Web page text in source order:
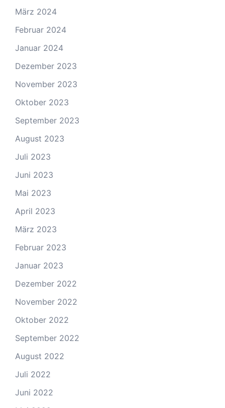
März 2024
Februar 2024
Januar 2024
Dezember 2023
November 2023
Oktober 2023
September 2023
August 2023
Juli 2023
Juni 2023
Mai 2023
April 2023
März 2023
Februar 2023
Januar 2023
Dezember 2022
November 2022
Oktober 2022
September 2022
August 2022
Juli 2022
Juni 2022